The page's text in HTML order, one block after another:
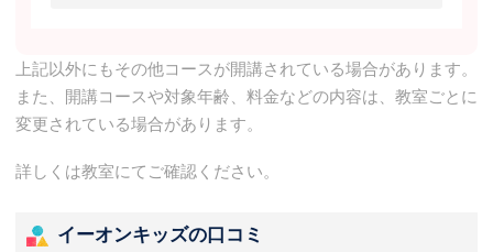
上記以外にもその他コースが開講されている場合があります。
また、開講コースや対象年齢、料金などの内容は、教室ごとに
変更されている場合があります。
詳しくは教室にてご確認ください。
イーオンキッズの口コミ